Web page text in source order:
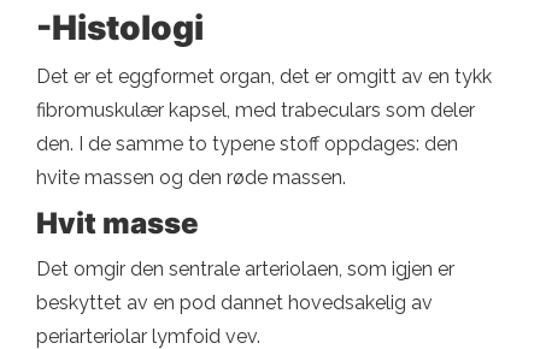
-Histologi
Det er et eggformet organ, det er omgitt av en tykk
fibromuskulær kapsel, med trabeculars som deler
den. I de samme to typene stoff oppdages: den
hvite massen og den røde massen.
Hvit masse
Det omgir den sentrale arteriolaen, som igjen er
beskyttet av en pod dannet hovedsakelig av
periarteriolar lymfoid vev.